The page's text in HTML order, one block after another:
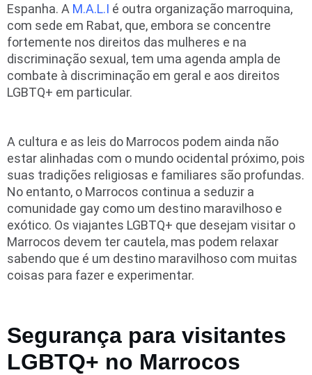
Espanha. A M.A.L.I é outra organização marroquina,
com sede em Rabat, que, embora se concentre
fortemente nos direitos das mulheres e na
discriminação sexual, tem uma agenda ampla de
combate à discriminação em geral e aos direitos
LGBTQ+ em particular.
A cultura e as leis do Marrocos podem ainda não
estar alinhadas com o mundo ocidental próximo, pois
suas tradições religiosas e familiares são profundas.
No entanto, o Marrocos continua a seduzir a
comunidade gay como um destino maravilhoso e
exótico. Os viajantes LGBTQ+ que desejam visitar o
Marrocos devem ter cautela, mas podem relaxar
sabendo que é um destino maravilhoso com muitas
coisas para fazer e experimentar.
Segurança para visitantes
LGBTQ+ no Marrocos